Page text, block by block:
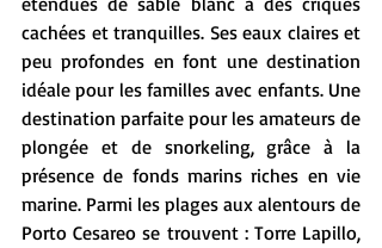
cachées et tranquilles. Ses eaux claires et
peu profondes en font une destination
idéale pour les familles avec enfants. Une
destination parfaite pour les amateurs de
plongée et de snorkeling, grâce à la
présence de fonds marins riches en vie
marine. Parmi les plages aux alentours de
Porto Cesareo se trouvent : Torre Lapillo,